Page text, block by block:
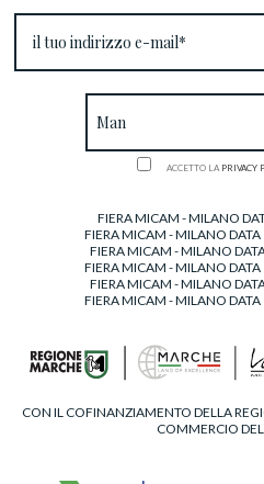
ACCETTO LA PRIVACY
FIERA MICAM - MILANO
FIERA MICAM - MILANO
FIERA MICAM - MILANO
FIERA MICAM - MILANO
FIERA MICAM - MILANO
FIERA MICAM - MILANO
CON IL COFINANZIAMENTO DELLA
COMMERCIO